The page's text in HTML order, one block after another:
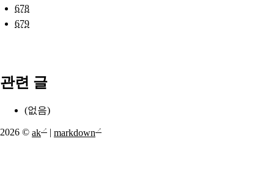
678
679
관련 글
(없음)
2026 © ak markdown